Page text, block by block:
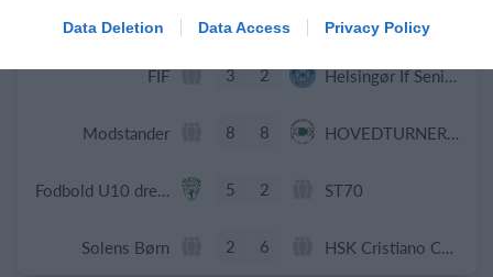
Data Deletion Data Access Privacy Policy
13. juni
FIF 3 2 Helsingør If Senior
Modstander 8 8 HOVEDTURNERINGEN.
Fodbold U10 drenge 5 2 ST70
Solens Børn 2 6 HSK Cristiano Cph.